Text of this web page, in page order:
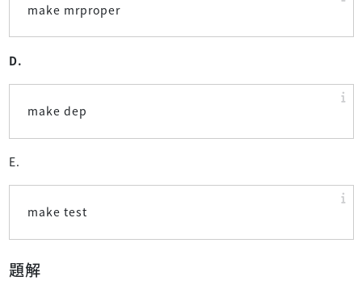
make mrproper
D.
make dep
E.
make test
題解